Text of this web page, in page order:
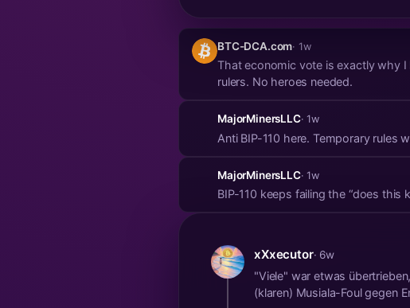
BTC-DCA.com· 1w
That economic vote is exactly why
rulers. No heroes needed.
MajorMinersLLC· 1w
Anti BIP-110 here. Temporary rules
MajorMinersLLC· 1w
BIP-110 keeps failing the “does this
xXxecutor· 6w
"Viele" war etwas
(klaren) Musiala-Foul gegen